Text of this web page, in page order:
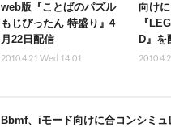
web版『ことばのパズル
もじぴったん 特盛り』4
月22日配信
2010.4.21 Wed 14:01
向け
『
D』を
Bbmf、iモード向けに合コンシミ